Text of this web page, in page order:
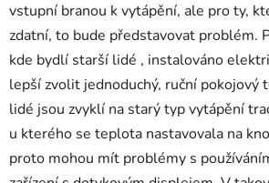
vstupní branou k vytápění, ale pro ty,
zdatní, to bude představovat problém.
kde bydlí starší lidé , instalováno
lepší zvolit jednoduchý, ruční pokojový
lidé jsou zvyklí na starý typ vytápění
u kterého se teplota nastavovala na
proto mohou mít problémy s